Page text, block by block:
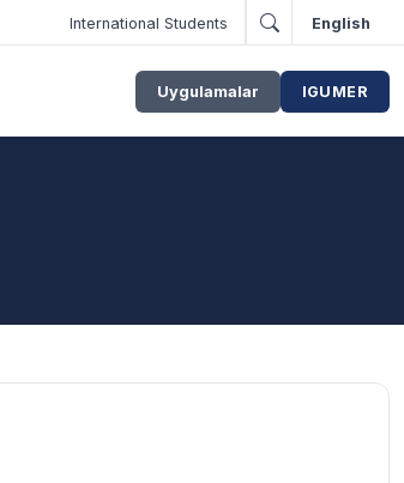
International Students English
Uygulamalar IGUMER